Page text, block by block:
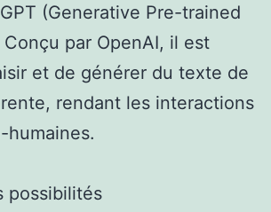
(Generative Pre-trained
par OpenAI, il est
et de générer du texte de
rendant les interactions
humaines.
possibilités